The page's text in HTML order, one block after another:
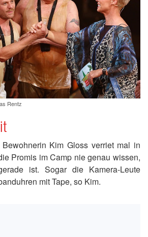
Rentz
Bewohnerin Kim Gloss verriet mal in
Promis im Camp nie genau wissen,
ist. Sogar die Kamera-Leute
mit Tape, so Kim.